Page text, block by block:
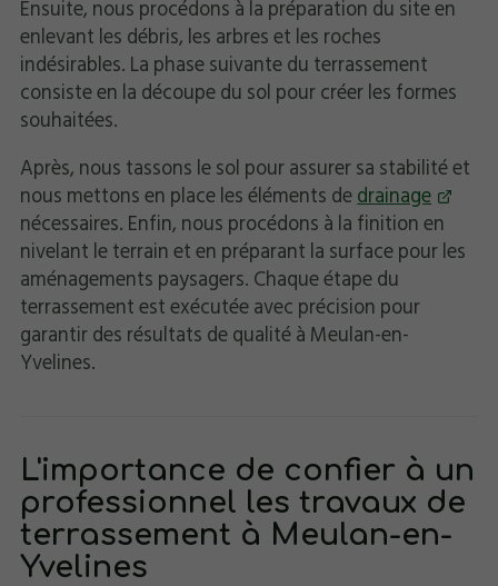
Ensuite, nous procédons à la préparation du site en
enlevant les débris, les arbres et les roches
indésirables. La phase suivante du terrassement
consiste en la découpe du sol pour créer les formes
souhaitées.
Après, nous tassons le sol pour assurer sa stabilité et
nous mettons en place les éléments de drainage
nécessaires. Enfin, nous procédons à la finition en
nivelant le terrain et en préparant la surface pour les
aménagements paysagers. Chaque étape du
terrassement est exécutée avec précision pour
garantir des résultats de qualité à Meulan-en-
Yvelines.
L'importance de confier à un
professionnel les travaux de
terrassement à Meulan-en-
Yvelines